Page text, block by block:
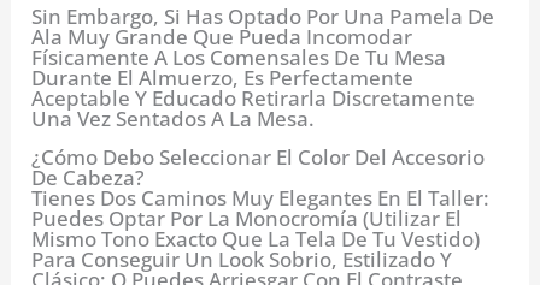
Sin Embargo, Si Has Optado Por Una Pamela De
Ala Muy Grande Que Pueda Incomodar
Físicamente A Los Comensales De Tu Mesa
Durante El Almuerzo, Es Perfectamente
Aceptable Y Educado Retirarla Discretamente
Una Vez Sentados A La Mesa.
¿Cómo Debo Seleccionar El Color Del Accesorio
De Cabeza?
Tienes Dos Caminos Muy Elegantes En El Taller:
Puedes Optar Por La Monocromía (utilizar El
Mismo Tono Exacto Que La Tela De Tu Vestido)
Para Conseguir Un Look Sobrio, Estilizado Y